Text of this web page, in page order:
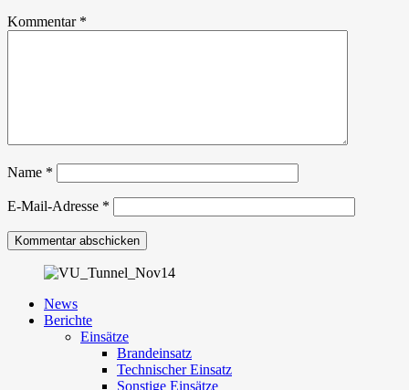
Kommentar *
Name *
E-Mail-Adresse *
News
Berichte
Einsätze
Brandeinsatz
Technischer Einsatz
Sonstige Einsätze